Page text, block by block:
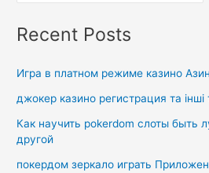
Recent Posts
Игра в платном режиме казино
джокер казино регистрация та інші
Как научить pokerdom слоты быть
другой
покердом зеркало играть